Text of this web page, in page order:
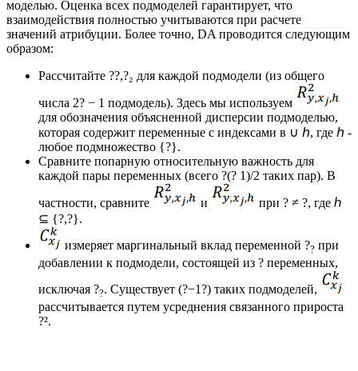
моделью. Оценка всех подмоделей гарантирует, что
взаимодействия полностью учитываются при расчете
значений атрибуции. Более точно, DA проводится следующим
образом:
Рассчитайте ??,?₂ для каждой подмодели (из общего
числа 2? − 1 подмодель). Здесь мы используем
для обозначения объясненной дисперсии подмоделью,
которая содержит переменные с индексами в ∪ ℎ, где ℎ -
любое подмножество {?}.
Сравните попарную относительную важность для
каждой пары переменных (всего ?(? 1)/2 таких пар). В
частности, сравните
и
при ? ≠ ?, где ℎ
⊆ {?,?}.
измеряет маргинальный вклад переменной ?? при
добавлении к подмодели, состоящей из ? переменных,
исключая ??. Существует (?−1?) таких подмоделей,
рассчитывается путем усреднения связанного прироста
?².